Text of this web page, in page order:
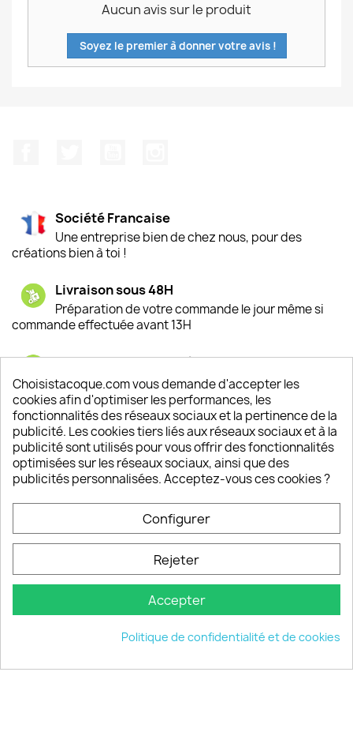
Aucun avis sur le produit
Soyez le premier à donner votre avis !
Société Francaise
Une entreprise bien de chez nous, pour des
créations bien à toi !
Livraison sous 48H
Préparation de votre commande le jour même si
commande effectuée avant 13H
Satisfaction de nos clients
Depuis 2009, entre 92% et 94% de nos clients
sont satisfaits de nos produits
Un SAV à votre écoute
Notre SAV est disponible 6/7J de 10h à 18H
keyboard_arrow_down
© 2026 - choisistacoque.com
Choisistacoque.com vous demande d'accepter les
cookies afin d'optimiser les performances, les
fonctionnalités des réseaux sociaux et la pertinence de la
publicité. Les cookies tiers liés aux réseaux sociaux et à la
publicité sont utilisés pour vous offrir des fonctionnalités
optimisées sur les réseaux sociaux, ainsi que des
publicités personnalisées. Acceptez-vous ces cookies ?
Configurer
Rejeter
Accepter
Politique de confidentialité et de cookies